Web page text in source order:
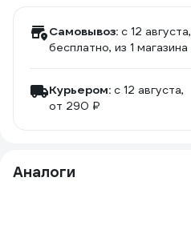
Самовывоз: c 12 августа,
бесплатно, из 1 магазина
Курьером: c 12 августа,
от 290 ₽
Аналоги